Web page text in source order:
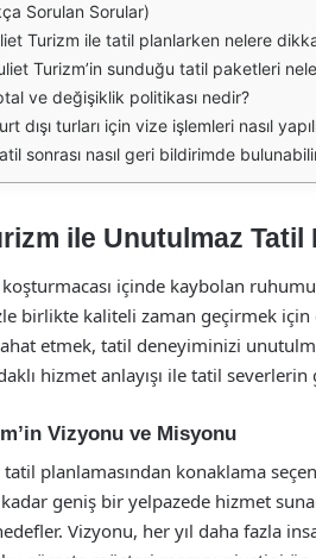
Sorulan Sorular)
Turizm ile tatil planlarken nelere
Turizm’in sunduğu tatil paketleri
ve değişiklik politikası nedir?
dışı turları için vize işlemleri nasıl
sonrası nasıl geri bildirimde
ile Unutulmaz Tatil
koşturmacası içinde kaybolan
birlikte kaliteli zaman geçirmek
etmek, tatil deneyiminizi
hizmet anlayışı ile tatil
Vizyonu ve Misyonu
tatil planlamasından konaklama
geniş bir yelpazede hizmet
Vizyonu, her yıl daha fazla